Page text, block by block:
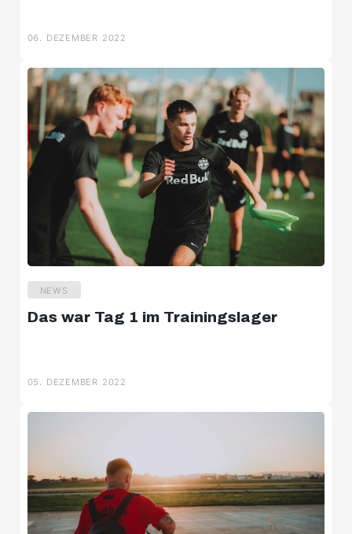
06. DEZEMBER 2022
NEWS
Das war Tag 1 im Trainingslager
05. DEZEMBER 2022